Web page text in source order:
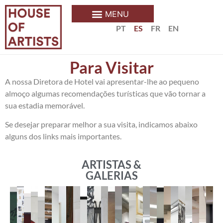
PT ES FR EN
Para Visitar
A nossa Diretora de Hotel vai apresentar-lhe ao pequeno
almoço algumas recomendações turísticas que vão tornar a
sua estadia memorável.
Se desejar preparar melhor a sua visita, indicamos abaixo
alguns dos links mais importantes.
ARTISTAS &
GALERIAS